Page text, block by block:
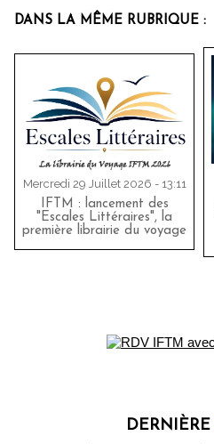
DANS LA MÊME RUBRIQUE :
Mercredi 29 Juillet 2026 - 13:11
IFTM : lancement des
"Escales Littéraires", la
première librairie du voyage
DERNIÈRE